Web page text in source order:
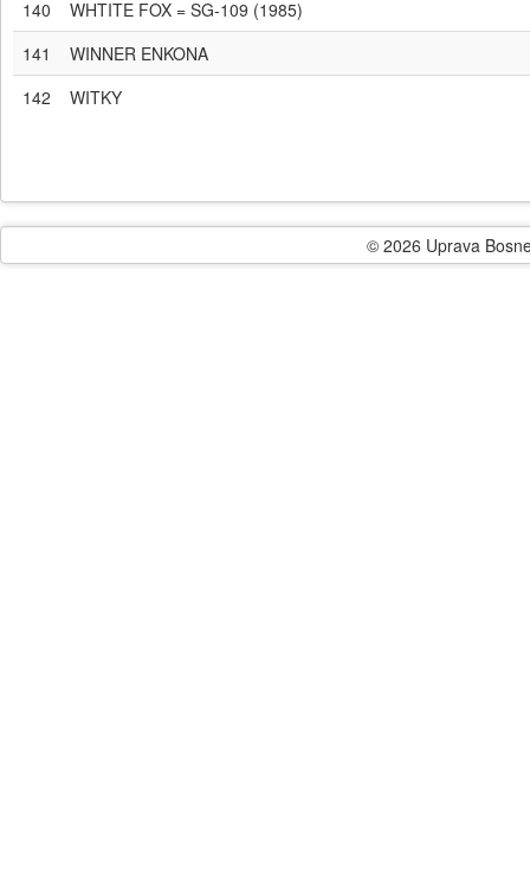
140
WHTITE FOX = SG-109 (1985)
141
WINNER ENKONA
142
WITKY
© 2026 Uprava